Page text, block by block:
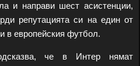
и направи шест асистенции,
репутацията си на един от
в европейския футбол.
че в Интер нямат